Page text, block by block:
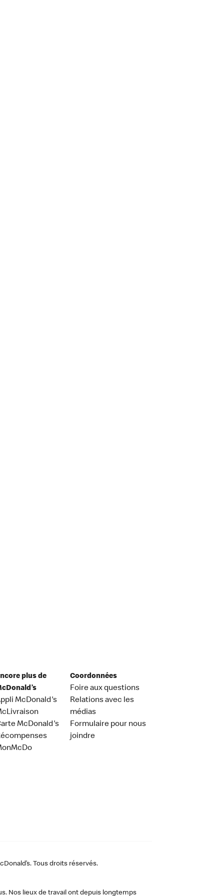
plus de
McDonald's
McDonald's
Coordonnées
Foire aux questions
Relations avec les
médias
Formulaire pour nous
joindre
Tous droits réservés.
Nos lieux de travail ont depuis longtemps